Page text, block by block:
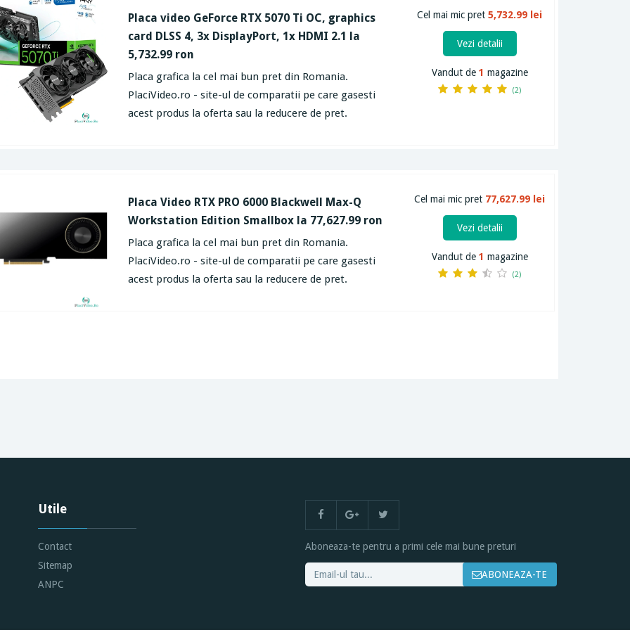
Placa video GeForce RTX 5070 Ti OC, graphics
card DLSS 4, 3x DisplayPort, 1x HDMI 2.1 la
5,732.99 ron
Placa grafica la cel mai bun pret din Romania.
PlaciVideo.ro - site-ul de comparatii pe care gasesti
acest produs la oferta sau la reducere de pret.
Cel mai mic pret5,732.99 lei
Vezi detalii
Vandut de 1 magazine
(2)
Placa Video RTX PRO 6000 Blackwell Max-Q
Workstation Edition Smallbox la 77,627.99 ron
Placa grafica la cel mai bun pret din Romania.
PlaciVideo.ro - site-ul de comparatii pe care gasesti
acest produs la oferta sau la reducere de pret.
Cel mai mic pret 77,627.99 lei
Vezi detalii
Vandut de 1 magazine
(2)
Utile
Contact
Sitemap
ANPC
Aboneaza-te pentru a primi cele mai bune preturi
ABONEAZA-TE